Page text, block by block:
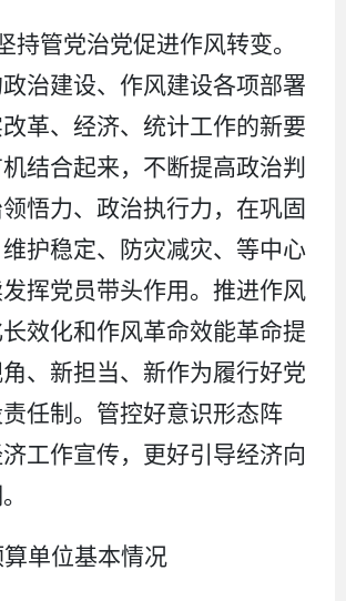
持管党治党促进作风转变。
治建设、作风建设各项部署
革、经济、统计工作的新要
结合起来，不断提高政治判
悟力、政治执行力， 在巩固
维护稳定、防灾减灾、等中心
挥党员带头作用。推进作风
效化和作风革命效能革命提
、新担当、新作为履行好党
任制。 管控好意识形态阵
工作宣传，更好引导经济向
。
单位基本情况